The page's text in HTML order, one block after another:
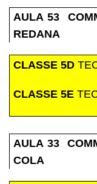
AULA 53
REDANA
CLASSE 5D
CLASSE 5E
AULA 33
COLA